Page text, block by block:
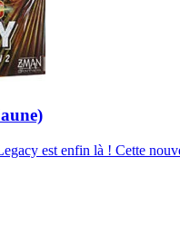
est enfin là ! Cette